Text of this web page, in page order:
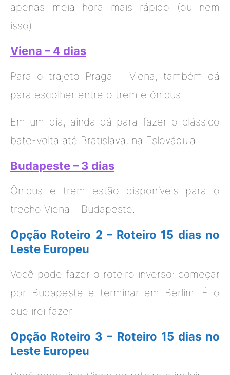
apenas meia hora mais rápido (ou nem
isso).
Viena – 4 dias
Para o trajeto Praga – Viena, também dá
para escolher entre o trem e ônibus.
Em um dia, ainda dá para fazer o clássico
bate-volta até Bratislava, na Eslováquia.
Budapeste – 3 dias
Ônibus e trem estão disponíveis para o
trecho Viena – Budapeste.
Opção Roteiro 2 – Roteiro 15 dias no
Leste Europeu
Você pode fazer o roteiro inverso: começar
por Budapeste e terminar em Berlim. É o
que irei fazer.
Opção Roteiro 3 – Roteiro 15 dias no
Leste Europeu